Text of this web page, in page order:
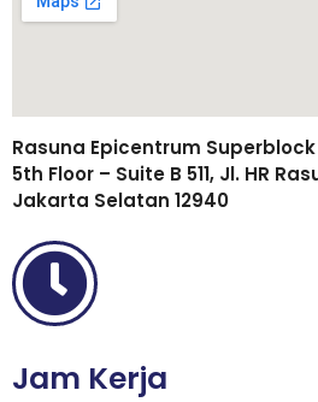
Rasuna Epicentrum
5th Floor – Suite B 511, Jl. HR
Jakarta Selatan 12940
Jam Kerja